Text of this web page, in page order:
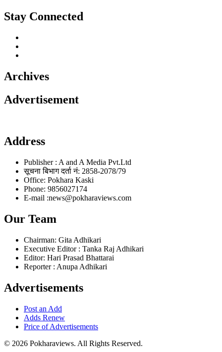
Stay Connected
Archives
Advertisement
Address
Publisher : A and A Media Pvt.Ltd
सूचना बिभाग दर्ता नं: 2858-2078/79
Office: Pokhara Kaski
Phone: 9856027174
E-mail :news@pokharaviews.com
Our Team
Chairman: Gita Adhikari
Executive Editor : Tanka Raj Adhikari
Editor: Hari Prasad Bhattarai
Reporter : Anupa Adhikari
Advertisements
Post an Add
Adds Renew
Price of Advertisements
© 2026 Pokharaviews. All Rights Reserved.